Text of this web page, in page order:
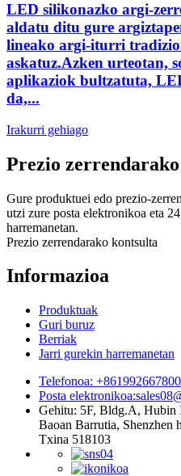
LED silikonazko argi-
aldatu ditu gure
lineako argi-iturri
askatuz.Azken urteotan,
aplikaziok bultzatuta,
da,...
Irakurri gehiago
Prezio
Gure produktuei edo prezio-
utzi zure posta elektronikoa eta
harremanetan.
Prezio zerrendarako kontsulta
Informazioa
Produktuak
Guri buruz
Berriak
Jarri gurekin harremanetan
Telefonoa:
Posta elektronikoa:
Gehitu: 5F, Bldg.A, Hubin
Baoan Barrutia, Shenzhen
Txina 518103